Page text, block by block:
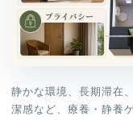
静かな環境、長期滞在
潔感など、療養・静養